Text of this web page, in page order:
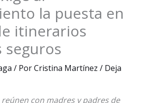
la puesta en
itinerarios
seguros
/ PorCristina Martínez / Deja
reúnen con madres y padres de